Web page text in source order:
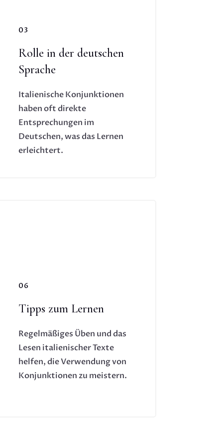
03
Rolle in der deutschen
Sprache
Italienische Konjunktionen
haben oft direkte
Entsprechungen im
Deutschen, was das Lernen
erleichtert.
06
Tipps zum Lernen
Regelmäßiges Üben und das
Lesen italienischer Texte
helfen, die Verwendung von
Konjunktionen zu meistern.